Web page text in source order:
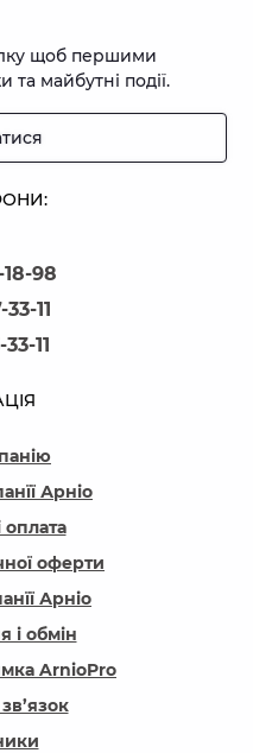
98
11
11
щоб першими
та майбутні події.
Арніо
оплата
оферти
Арніо
і обмін
ArnioPro